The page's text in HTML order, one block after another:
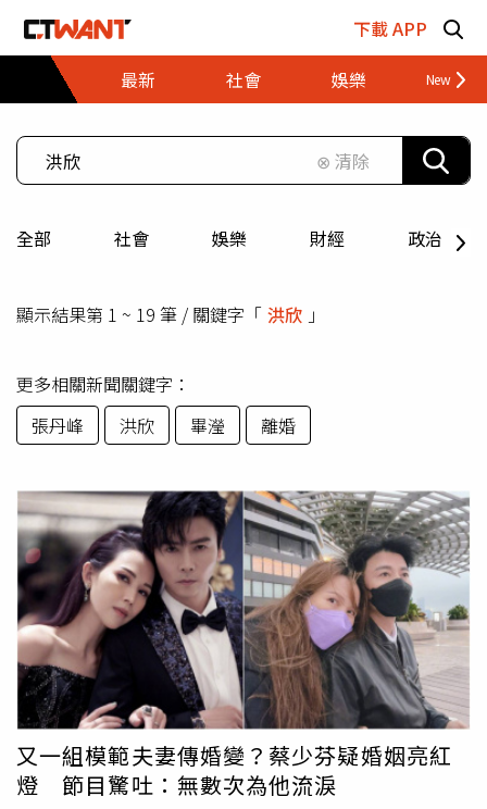
下載 APP
最新
社會 娛樂 財經
⊗ 清除
全部 社會 娛樂 財經 政治
顯示結果第 1 ~ 19 筆 / 關鍵字「 洪欣 」
更多相關新聞關鍵字：
張丹峰
洪欣 畢瀅 離婚
又一組模範夫妻傳婚變？蔡少芬疑婚姻亮紅
燈 節目驚吐：無數次為他流淚